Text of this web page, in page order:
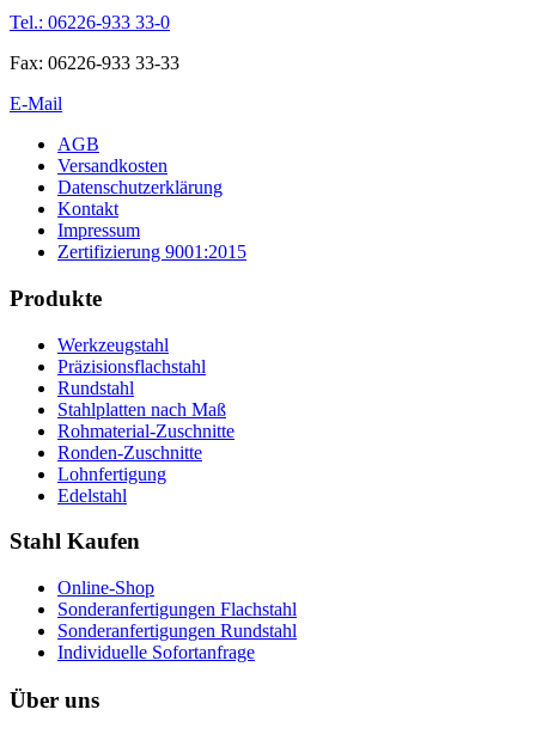
Tel.: 06226-933 33-0
Fax: 06226-933 33-33
E-Mail
AGB
Versandkosten
Datenschutzerklärung
Kontakt
Impressum
Zertifizierung 9001:2015
Produkte
Werkzeugstahl
Präzisionsflachstahl
Rundstahl
Stahlplatten nach Maß
Rohmaterial-Zuschnitte
Ronden-Zuschnitte
Lohnfertigung
Edelstahl
Stahl Kaufen
Online-Shop
Sonderanfertigungen Flachstahl
Sonderanfertigungen Rundstahl
Individuelle Sofortanfrage
Über uns